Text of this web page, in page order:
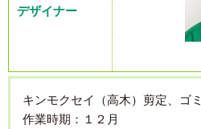
デザイナー
キンモクセイ（高木）剪定、ゴミ
作業時期：１２月